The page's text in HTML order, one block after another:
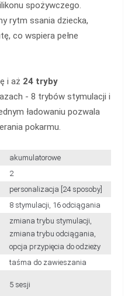
spożywczego.
rytm ssania dziecka,
co wspiera pełne
i aż 24 tryby
- 8 trybów stymulacji i
ładowaniu pozwala
pokarmu.
akumulatorowe
2
personalizacja [24 sposoby]
8 stymulacji, 16 odciągania
zmiana trybu stymulacji,
zmiana trybu odciągania,
opcja przypięcia do odzieży
taśma do zawieszania
5 sesji